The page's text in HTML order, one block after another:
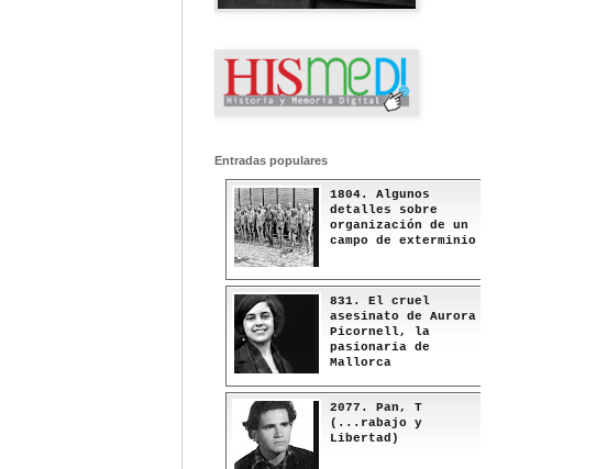
Entradas populares
1804. Algunos
detalles sobre
organización de un
campo de exterminio
831. El cruel
asesinato de Aurora
Picornell, la
pasionaria de
Mallorca
2077. Pan, T
(...rabajo y
Libertad)